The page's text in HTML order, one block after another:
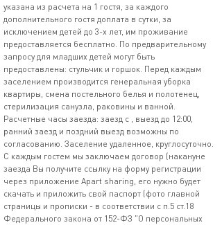
указана из расчета на 1 гостя, за каждого
дополнительного гостя доплата в сутки, за
исключением детей до 3-х лет, им проживание
предоставляется бесплатно. По предварительному
запросу для младших детей могут быть
предоставлены: стульчик и горшок. Перед каждым
заселением производится генеральная уборка
квартиры, смена постельного белья и полотенец,
стерилизация санузла, раковины и ванной.
Расчетные часы заезда: заезд с , выезд до 12:00,
ранний заезд и поздний выезд возможны по
согласованию. Заселение удаленное, круглосуточно.
С каждым гостем мы заключаем договор (накануне
заезда Вы получите ссылку на форму регистрации
через приложение Apart sharing, его нужно будет
скачать и приложить свой паспорт (фото главной
страницы и прописки - в соответствии с п.5 ст.18
Федерального закона от 152-ФЗ "О персональных